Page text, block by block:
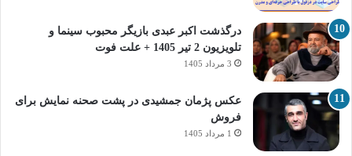
درگذشت اکبر عبدی بازیگر محبوب سینما و
تلویزیون 2 تیر 1405 + علت فوت
3 مرداد 1405
عکس پژمان جمشیدی در پشت صحنه نمایش برای
فروش
1 مرداد 1405